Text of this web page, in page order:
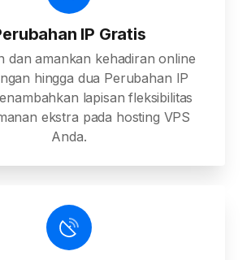
IP Gratis
dan amankan kehadiran online
hingga dua Perubahan IP
lapisan fleksibilitas
ekstra pada hosting VPS
Anda.